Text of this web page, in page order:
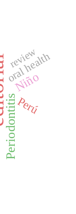
Periodontitis
Niño
Perú
oral health
review